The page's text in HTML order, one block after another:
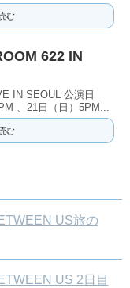
む
622 IN
IN SEOUL 公演日
、21日（日）5PM...
む
US旅の
US 2日目